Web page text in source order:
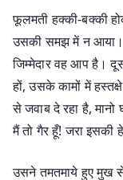
फूलमती हक्की-बक्की
उसकी समझ में न आया।
जिम्मेदार वह आप है।
हों, उसके कामों में
से जवाब दे रहा है,
मैं तो गैर हूँ! जरा इसकी
उसने तमतमाये हुए मुख से